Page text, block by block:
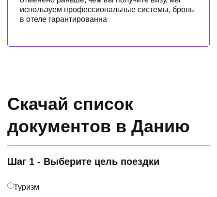
используем профессиональные системы, бронь
в отеле гарантированна
Скачай список
документов в Данию
Шаг 1 - Выберите цель поездки
Туризм